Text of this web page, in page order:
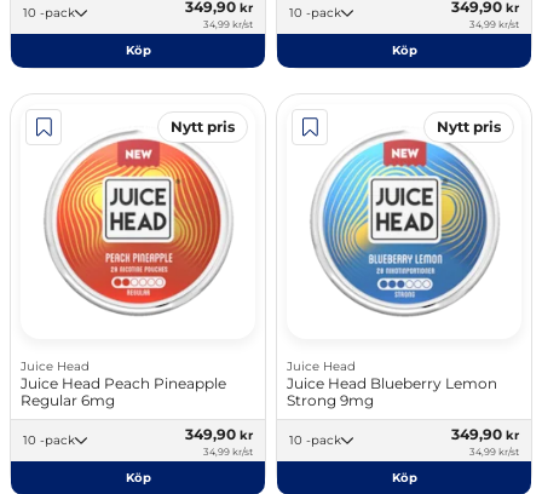
10 -pack 349,90 kr
34,99 kr/st
Köp
10 -pack 349,90 kr
34,99 kr/st
Köp
Nytt pris
Juice Head
Juice Head Peach Pineapple
Regular 6mg
10 -pack 349,90 kr
34,99 kr/st
Köp
Nytt pris
Juice Head
Juice Head Blueberry Lemon
Strong 9mg
10 -pack 349,90 kr
34,99 kr/st
Köp